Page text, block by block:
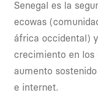
Senegal es la
ecowas
áfrica occidental)
crecimiento en los
aumento
e internet.